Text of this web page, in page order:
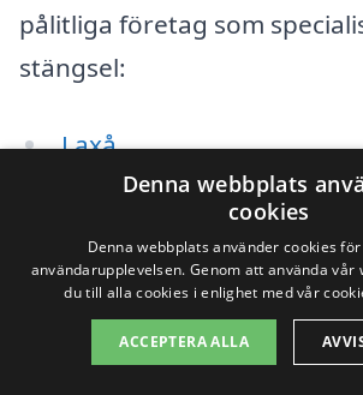
pålitliga företag som
stängsel:
Laxå
Gysslöv
Hova
Svennevad
Denna webbplats
cookies
Denna webbplats använder cookies
användarupplevelsen. Genom att använda vår
du till alla cookies i enlighet med vår
ACCEPTERA ALLA